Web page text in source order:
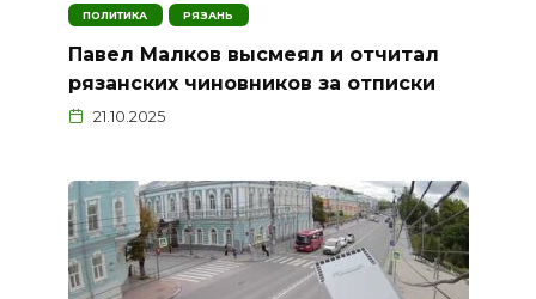
ПОЛИТИКА РЯЗАНЬ
Павел Малков высмеял и отчитал
рязанских чиновников за отписки
21.10.2025